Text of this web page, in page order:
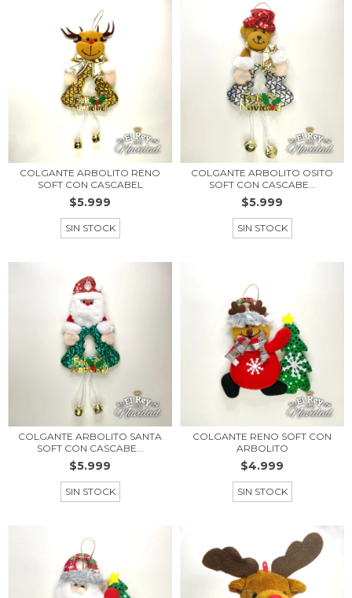
COLGANTE ARBOLITO RENO
SOFT CON CASCABEL
$5.999
SIN STOCK
COLGANTE ARBOLITO OSITO
SOFT CON CASCABE...
$5.999
SIN STOCK
COLGANTE ARBOLITO SANTA
SOFT CON CASCABE...
$5.999
SIN STOCK
COLGANTE RENO SOFT CON
ARBOLITO
$4.999
SIN STOCK